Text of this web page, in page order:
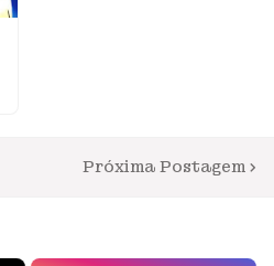
Próxima Postagem